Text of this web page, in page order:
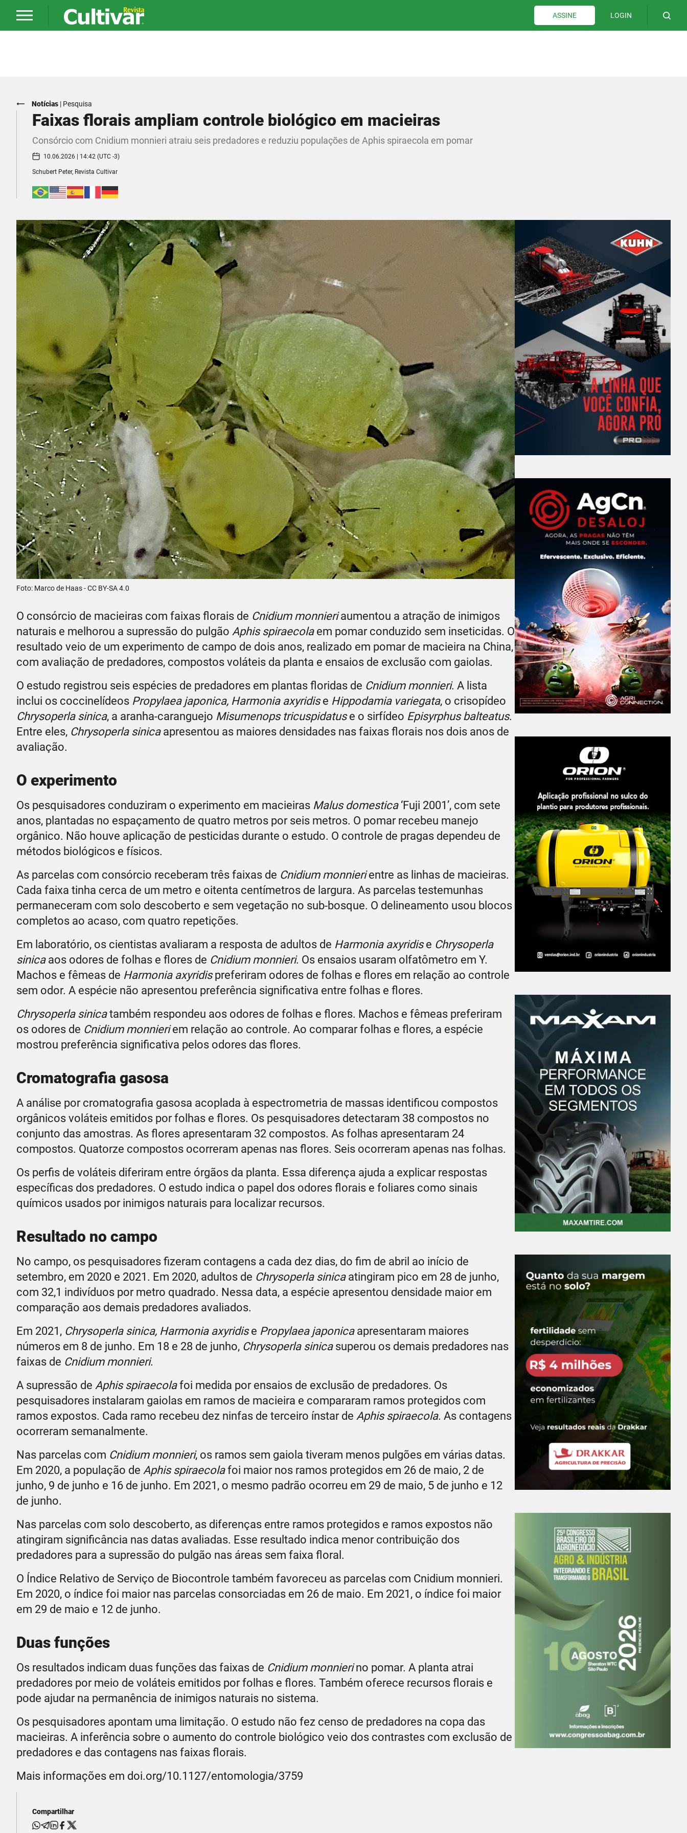
ASSINE LOGIN
Notícias | Pesquisa
Faixas florais ampliam controle biológico em macieiras
Consórcio com Cnidium monnieri atraiu seis predadores e reduziu populações de Aphis spiraecola em pomar
10.06.2026 | 14:42 (UTC -3)
Schubert Peter, Revista Cultivar
Foto: Marco de Haas - CC BY-SA 4.0
O consórcio de macieiras com faixas florais de Cnidium monnieriaumentou a atração de inimigos
naturais e melhorou a supressão do pulgão Aphis spiraecolaem pomar conduzido sem inseticidas. O
resultado veio de um experimento de campo de dois anos, realizado em pomar de macieira na China,
com avaliação de predadores, compostos voláteis da planta e ensaios de exclusão com gaiolas.
O estudo registrou seis espécies de predadores em plantas floridas de Cnidium monnieri. A lista
inclui os coccinelídeos Propylaea japonica, Harmonia axyridise Hippodamia variegata, o crisopídeo
Chrysoperla sinica, a aranha-caranguejo Misumenops tricuspidatuse o sirfídeo Episyrphus balteatus.
Entre eles, Chrysoperla sinicaapresentou as maiores densidades nas faixas florais nos dois anos de
avaliação.
O experimento
Os pesquisadores conduziram o experimento em macieiras Malus domestica‘Fuji 2001’, com sete
anos, plantadas no espaçamento de quatro metros por seis metros. O pomar recebeu manejo
orgânico. Não houve aplicação de pesticidas durante o estudo. O controle de pragas dependeu de
métodos biológicos e físicos.
As parcelas com consórcio receberam três faixas de Cnidium monnierientre as linhas de macieiras.
Cada faixa tinha cerca de um metro e oitenta centímetros de largura. As parcelas testemunhas
permaneceram com solo descoberto e sem vegetação no sub-bosque. O delineamento usou blocos
completos ao acaso, com quatro repetições.
Em laboratório, os cientistas avaliaram a resposta de adultos de Harmonia axyridise Chrysoperla
sinicaaos odores de folhas e flores de Cnidium monnieri. Os ensaios usaram olfatômetro em Y.
Machos e fêmeas de Harmonia axyridispreferiram odores de folhas e flores em relação ao controle
sem odor. A espécie não apresentou preferência significativa entre folhas e flores.
Chrysoperla sinicatambém respondeu aos odores de folhas e flores. Machos e fêmeas preferiram
os odores de Cnidium monnieriem relação ao controle. Ao comparar folhas e flores, a espécie
mostrou preferência significativa pelos odores das flores.
Cromatografia gasosa
A análise por cromatografia gasosa acoplada à espectrometria de massas identificou compostos
orgânicos voláteis emitidos por folhas e flores. Os pesquisadores detectaram 38 compostos no
conjunto das amostras. As flores apresentaram 32 compostos. As folhas apresentaram 24
compostos. Quatorze compostos ocorreram apenas nas flores. Seis ocorreram apenas nas folhas.
Os perfis de voláteis diferiram entre órgãos da planta. Essa diferença ajuda a explicar respostas
específicas dos predadores. O estudo indica o papel dos odores florais e foliares como sinais
químicos usados por inimigos naturais para localizar recursos.
Resultado no campo
No campo, os pesquisadores fizeram contagens a cada dez dias, do fim de abril ao início de
setembro, em 2020 e 2021. Em 2020, adultos de Chrysoperla sinicaatingiram pico em 28 de junho,
com 32,1 indivíduos por metro quadrado. Nessa data, a espécie apresentou densidade maior em
comparação aos demais predadores avaliados.
Em 2021, Chrysoperla sinica, Harmonia axyridise Propylaea japonicaapresentaram maiores
números em 8 de junho. Em 18 e 28 de junho, Chrysoperla sinicasuperou os demais predadores nas
faixas de Cnidium monnieri.
A supressão de Aphis spiraecolafoi medida por ensaios de exclusão de predadores. Os
pesquisadores instalaram gaiolas em ramos de macieira e compararam ramos protegidos com
ramos expostos. Cada ramo recebeu dez ninfas de terceiro ínstar de Aphis spiraecola. As contagens
ocorreram semanalmente.
Nas parcelas com Cnidium monnieri, os ramos sem gaiola tiveram menos pulgões em várias datas.
Em 2020, a população de Aphis spiraecolafoi maior nos ramos protegidos em 26 de maio, 2 de
junho, 9 de junho e 16 de junho. Em 2021, o mesmo padrão ocorreu em 29 de maio, 5 de junho e 12
de junho.
Nas parcelas com solo descoberto, as diferenças entre ramos protegidos e ramos expostos não
atingiram significância nas datas avaliadas. Esse resultado indica menor contribuição dos
predadores para a supressão do pulgão nas áreas sem faixa floral.
O Índice Relativo de Serviço de Biocontrole também favoreceu as parcelas com Cnidium monnieri.
Em 2020, o índice foi maior nas parcelas consorciadas em 26 de maio. Em 2021, o índice foi maior
em 29 de maio e 12 de junho.
Duas funções
Os resultados indicam duas funções das faixas de Cnidium monnierino pomar. A planta atrai
predadores por meio de voláteis emitidos por folhas e flores. Também oferece recursos florais e
pode ajudar na permanência de inimigos naturais no sistema.
Os pesquisadores apontam uma limitação. O estudo não fez censo de predadores na copa das
macieiras. A inferência sobre o aumento do controle biológico veio dos contrastes com exclusão de
predadores e das contagens nas faixas florais.
Mais informações em doi.org/10.1127/entomologia/3759
Compartilhar